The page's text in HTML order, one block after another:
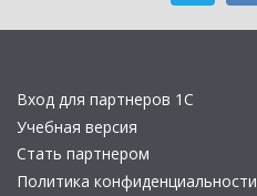
Вход для партнеров 1С
Учебная версия
Стать партнером
Политика конфиденциальности